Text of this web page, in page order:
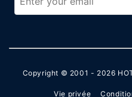
Copyright © 2001 - 2026
Vie privée